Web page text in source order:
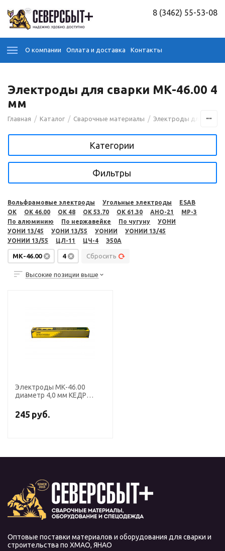
8 (3462) 55-53-08
О компании Оплата и доставка Контакты
Электроды для сварки МК-46.00 4
мм
Главная / Каталог / Сварочные материалы / Электроды для сварки
Категории
Фильтры
Вольфрамовые электроды Угольные электроды
ESAB
OK
OK 46.00 OK 48 OK 53.70 OK 61.30 АНО-21
МР-3
По алюминию
По нержавейке По чугуну
УОНИ
УОНИ 13/45
УОНИ 13/55 УОНИИ
УОНИИ 13/45
УОНИИ 13/55
ЦЛ-11 ЦЧ-4 Э50А
МК-46.00 4 Сбросить
Высокие позиции выше
Электроды МК-46.00
диаметр 4,0 мм КЕДР
245 руб.
Оптовые поставки материалов и оборудования для сварки и
строительства по ХМАО, ЯНАО